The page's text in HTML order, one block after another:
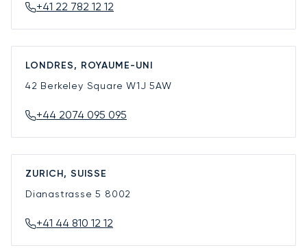
+41 22 782 12 12
LONDRES, ROYAUME-UNI
42 Berkeley SquareW1J 5AW
+44 2074 095 095
ZURICH, SUISSE
Dianastrasse 5 8002
+41 44 810 12 12